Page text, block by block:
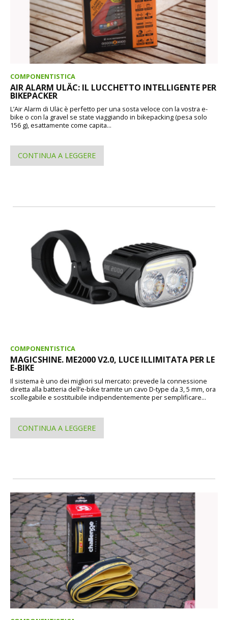
COMPONENTISTICA
AIR ALARM ULÄC: IL LUCCHETTO INTELLIGENTE PER
BIKEPACKER
L’Air Alarm di Uläc è perfetto per una sosta veloce con la vostra e-
bike o con la gravel se state viaggiando in bikepacking (pesa solo
156 g), esattamente come capita...
CONTINUA A LEGGERE
COMPONENTISTICA
MAGICSHINE. ME2000 V2.0, LUCE ILLIMITATA PER LE
E-BIKE
Il sistema è uno dei migliori sul mercato: prevede la connessione
diretta alla batteria dell’e-bike tramite un cavo D-type da 3, 5 mm, ora
scollegabile e sostituibile indipendentemente per semplificare...
CONTINUA A LEGGERE